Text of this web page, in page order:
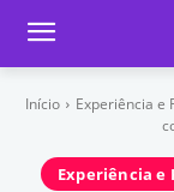
Início Experiência e
Experiência e